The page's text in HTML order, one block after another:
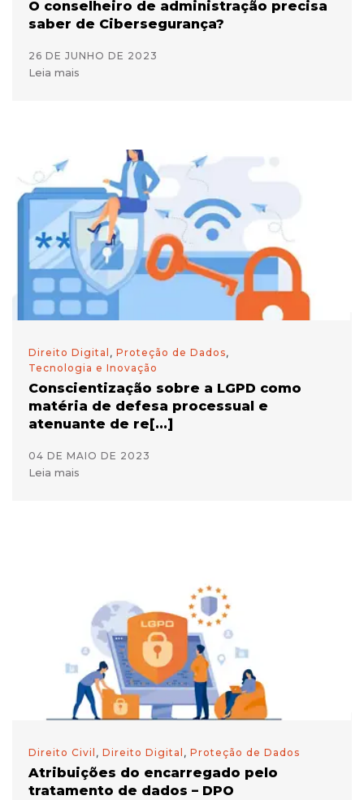
O conselheiro de administração precisa
saber de Cibersegurança?
26 DE JUNHO DE 2023
Leia mais
Direito Digital , Proteção de Dados,
Tecnologia e Inovação
Conscientização sobre a LGPD como
matéria de defesa processual e
atenuante de re[...]
04 DE MAIO DE 2023
Leia mais
Direito Civil , Direito Digital , Proteção de Dados
Atribuições do encarregado pelo
tratamento de dados – DPO